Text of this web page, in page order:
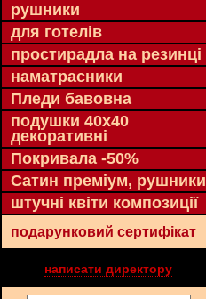
рушники
для готелів
простирадла на резинці
наматрасники
Пледи бавовна
подушки 40х40
декоративні
Покривала -50%
Сатин преміум, рушники
штучні квіти композиції
подарунковий сертифікат
написати директору